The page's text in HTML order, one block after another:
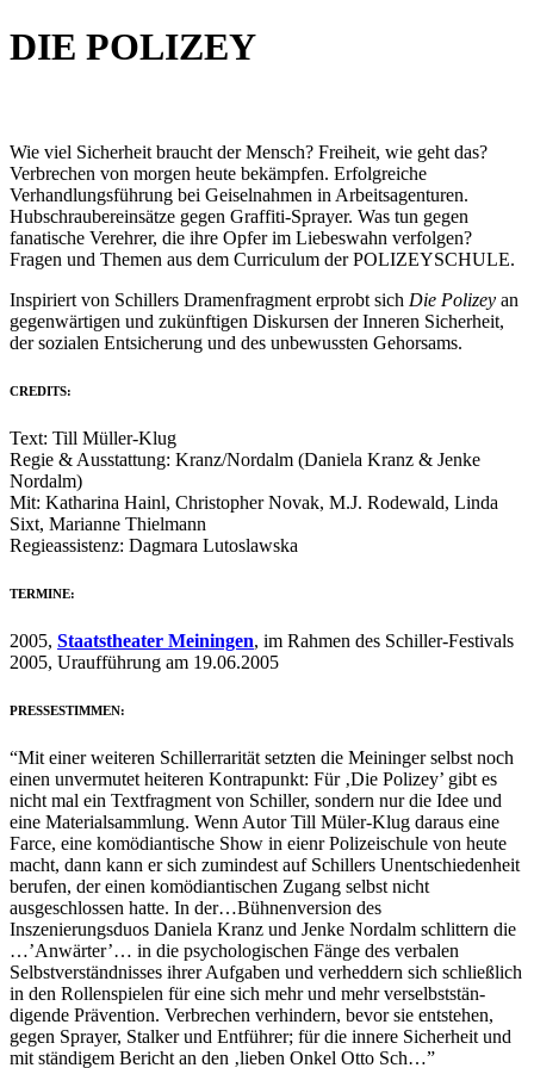
DIE POLIZEY
Wie viel Sicherheit braucht der Mensch? Freiheit, wie geht das?
Verbrechen von morgen heute bekämpfen. Erfolgreiche
Verhandlungsführung bei Geiselnahmen in Arbeitsagenturen.
Hubschraubereinsätze gegen Graffiti-Sprayer. Was tun gegen
fanatische Verehrer, die ihre Opfer im Liebeswahn verfolgen?
Fragen und Themen aus dem Curriculum der POLIZEYSCHULE.
Inspiriert von Schillers Dramenfragment erprobt sich Die Polizey an
gegenwärtigen und zukünftigen Diskursen der Inneren Sicherheit,
der sozialen Entsicherung und des unbewussten Gehorsams.
CREDITS:
Text: Till Müller-Klug
Regie & Ausstattung: Kranz/Nordalm (Daniela Kranz & Jenke
Nordalm)
Mit: Katharina Hainl, Christopher Novak, M.J. Rodewald, Linda
Sixt, Marianne Thielmann
Regieassistenz: Dagmara Lutoslawska
TERMINE:
2005, Staatstheater Meiningen, im Rahmen des Schiller-Festivals
2005, Uraufführung am 19.06.2005
PRESSESTIMMEN:
“Mit einer weiteren Schillerrarität setzten die Meininger selbst noch
einen unvermutet heiteren Kontrapunkt: Für ‚Die Polizey’ gibt es
nicht mal ein Textfragment von Schiller, sondern nur die Idee und
eine Materialsammlung. Wenn Autor Till Müler-Klug daraus eine
Farce, eine komödiantische Show in eienr Polizeischule von heute
macht, dann kann er sich zumindest auf Schillers Unentschiedenheit
berufen, der einen komödiantischen Zugang selbst nicht
ausgeschlossen hatte. In der…Bühnenversion des
Inszenierungsduos Daniela Kranz und Jenke Nordalm schlittern die
…’Anwärter’… in die psychologischen Fänge des verbalen
Selbstverständnisses ihrer Aufgaben und verheddern sich schließlich
in den Rollenspielen für eine sich mehr und mehr verselbststän-
digende Prävention. Verbrechen verhindern, bevor sie entstehen,
gegen Sprayer, Stalker und Entführer; für die innere Sicherheit und
mit ständigem Bericht an den ‚lieben Onkel Otto Sch…”